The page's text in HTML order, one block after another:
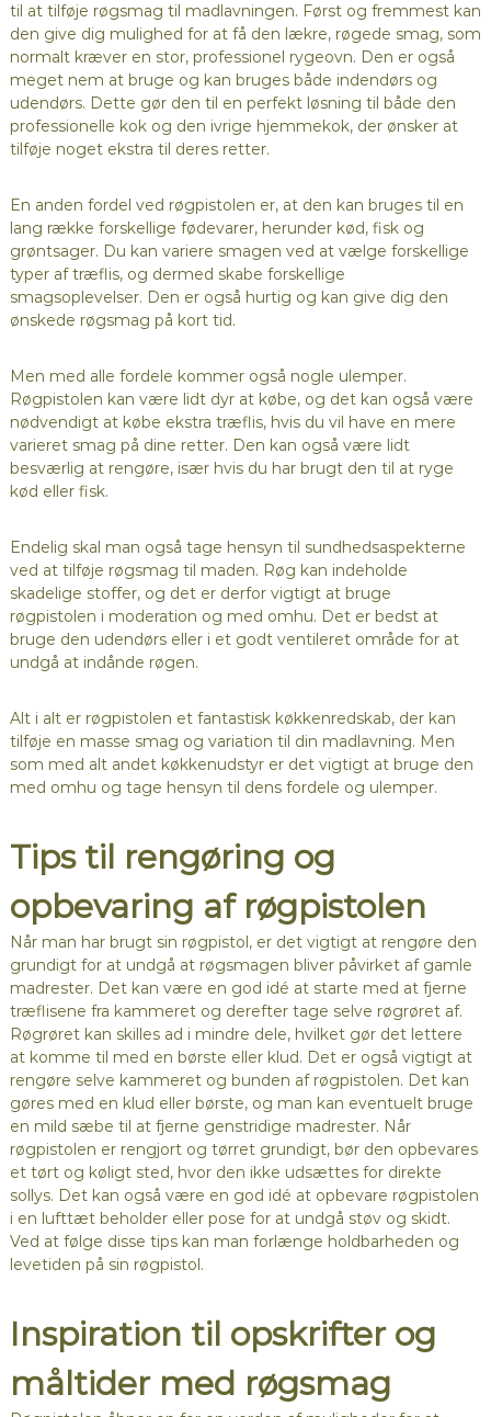
til at tilføje røgsmag til madlavningen. Først og fremmest kan
den give dig mulighed for at få den lækre, røgede smag, som
normalt kræver en stor, professionel rygeovn. Den er også
meget nem at bruge og kan bruges både indendørs og
udendørs. Dette gør den til en perfekt løsning til både den
professionelle kok og den ivrige hjemmekok, der ønsker at
tilføje noget ekstra til deres retter.
En anden fordel ved røgpistolen er, at den kan bruges til en
lang række forskellige fødevarer, herunder kød, fisk og
grøntsager. Du kan variere smagen ved at vælge forskellige
typer af træflis, og dermed skabe forskellige
smagsoplevelser. Den er også hurtig og kan give dig den
ønskede røgsmag på kort tid.
Men med alle fordele kommer også nogle ulemper.
Røgpistolen kan være lidt dyr at købe, og det kan også være
nødvendigt at købe ekstra træflis, hvis du vil have en mere
varieret smag på dine retter. Den kan også være lidt
besværlig at rengøre, især hvis du har brugt den til at ryge
kød eller fisk.
Endelig skal man også tage hensyn til sundhedsaspekterne
ved at tilføje røgsmag til maden. Røg kan indeholde
skadelige stoffer, og det er derfor vigtigt at bruge
røgpistolen i moderation og med omhu. Det er bedst at
bruge den udendørs eller i et godt ventileret område for at
undgå at indånde røgen.
Alt i alt er røgpistolen et fantastisk køkkenredskab, der kan
tilføje en masse smag og variation til din madlavning. Men
som med alt andet køkkenudstyr er det vigtigt at bruge den
med omhu og tage hensyn til dens fordele og ulemper.
Tips til rengøring og
opbevaring af røgpistolen
Når man har brugt sin røgpistol, er det vigtigt at rengøre den
grundigt for at undgå at røgsmagen bliver påvirket af gamle
madrester. Det kan være en god idé at starte med at fjerne
træflisene fra kammeret og derefter tage selve røgrøret af.
Røgrøret kan skilles ad i mindre dele, hvilket gør det lettere
at komme til med en børste eller klud. Det er også vigtigt at
rengøre selve kammeret og bunden af røgpistolen. Det kan
gøres med en klud eller børste, og man kan eventuelt bruge
en mild sæbe til at fjerne genstridige madrester. Når
røgpistolen er rengjort og tørret grundigt, bør den opbevares
et tørt og køligt sted, hvor den ikke udsættes for direkte
sollys. Det kan også være en god idé at opbevare røgpistolen
i en lufttæt beholder eller pose for at undgå støv og skidt.
Ved at følge disse tips kan man forlænge holdbarheden og
levetiden på sin røgpistol.
Inspiration til opskrifter og
måltider med røgsmag